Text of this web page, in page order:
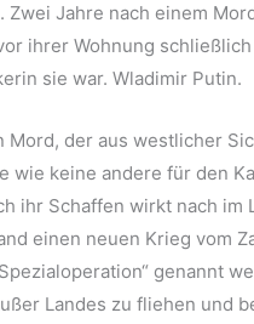
Zwei Jahre nach einem
ihrer Wohnung
sie war. Wladimir Putin.
Mord, der aus westlicher
wie keine andere für den
ihr Schaffen wirkt nach
einen neuen Krieg vom
genannt
Landes zu fliehen und